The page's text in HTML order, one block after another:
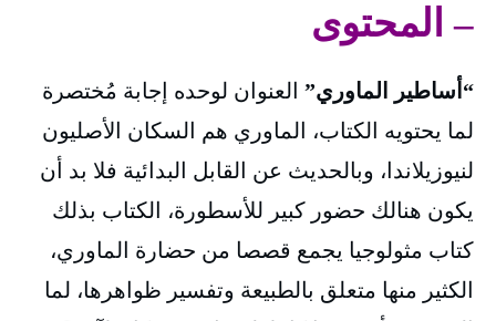
– المحتوى
“أساطير الماوري” العنوان لوحده إجابة مُختصرة
لما يحتويه الكتاب، الماوري هم السكان الأصليون
لنيوزيلاندا، وبالحديث عن القابل البدائية فلا بد أن
يكون هنالك حضور كبير للأسطورة، الكتاب بذلك
كتاب مثولوجيا يجمع قصصا من حضارة الماوري،
الكثير منها متعلق بالطبيعة وتفسير ظواهرها، لما